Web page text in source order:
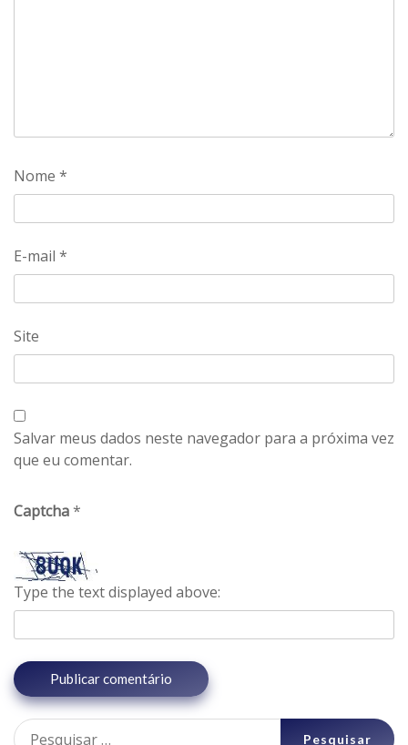
Nome *
E-mail *
Site
Salvar meus dados neste navegador para a próxima vez
que eu comentar.
Captcha*
Type the text displayed above:
Pesquisar